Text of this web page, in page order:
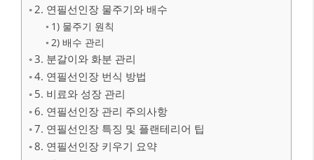
2. 연필선인장 물주기와 배수
1) 물주기 원칙
2) 배수 관리
3. 분갈이와 화분 관리
4. 연필선인장 번식 방법
5. 비료와 성장 관리
6. 연필선인장 관리 주의사항
7. 연필선인장 특징 및 플랜테리어 팁
8. 연필선인장 키우기 요약